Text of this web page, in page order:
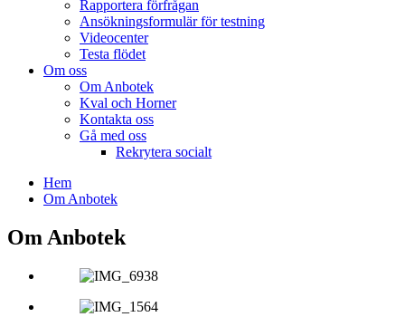
Rapportera förfrågan
Ansökningsformulär för testning
Videocenter
Testa flödet
Om oss
Om Anbotek
Kval och Horner
Kontakta oss
Gå med oss
Rekrytera socialt
Hem
Om Anbotek
Om Anbotek